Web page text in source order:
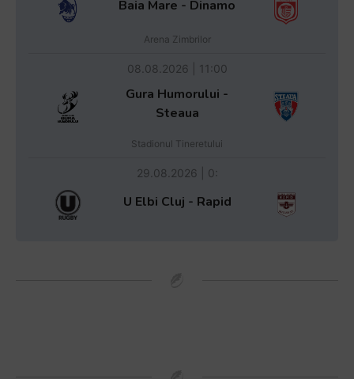
Baia Mare - Dinamo
Arena Zimbrilor
08.08.2026 | 11:00
Gura Humorului -
Steaua
Stadionul Tineretului
29.08.2026 | 0:
U Elbi Cluj - Rapid